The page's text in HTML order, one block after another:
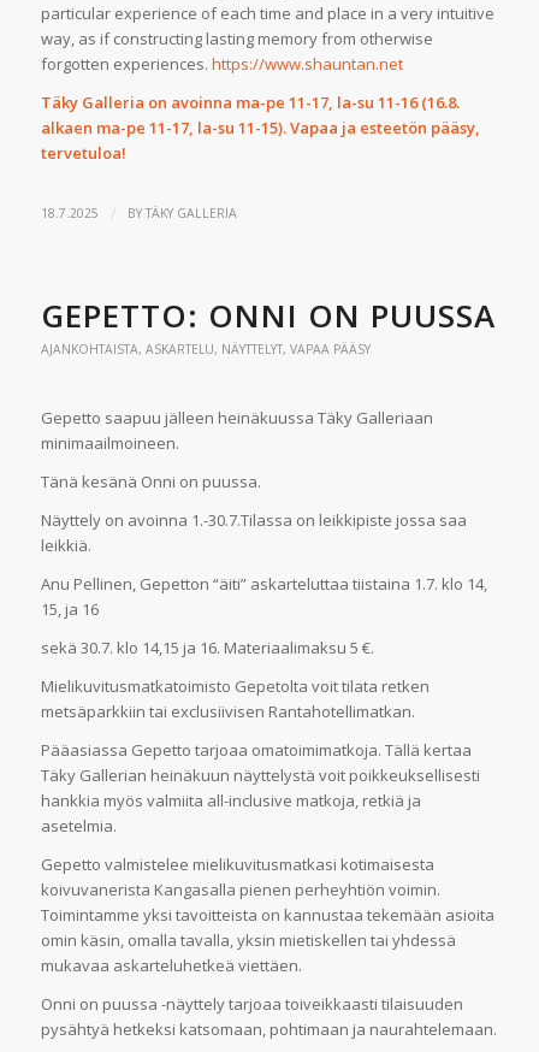
particular experience of each time and place in a very intuitive
way, as if constructing lasting memory from otherwise
forgotten experiences. https://www.shauntan.net
Täky Galleria on avoinna ma-pe 11-17, la-su 11-16 (16.8.
alkaen ma-pe 11-17, la-su 11-15). Vapaa ja esteetön pääsy,
tervetuloa!
18.7.2025 / BYTÄKY GALLERIA
GEPETTO: ONNI ON PUUSSA
AJANKOHTAISTA, ASKARTELU, NÄYTTELYT, VAPAA PÄÄSY
Gepetto saapuu jälleen heinäkuussa Täky Galleriaan
minimaailmoineen.
Tänä kesänä Onni on puussa.
Näyttely on avoinna 1.-30.7.Tilassa on leikkipiste jossa saa
leikkiä.
Anu Pellinen, Gepetton “äiti” askarteluttaa tiistaina 1.7. klo 14,
15, ja 16
sekä 30.7. klo 14,15 ja 16. Materiaalimaksu 5 €.
Mielikuvitusmatkatoimisto Gepetolta voit tilata retken
metsäparkkiin tai exclusiivisen Rantahotellimatkan.
Pääasiassa Gepetto tarjoaa omatoimimatkoja. Tällä kertaa
Täky Gallerian heinäkuun näyttelystä voit poikkeuksellisesti
hankkia myös valmiita all-inclusive matkoja, retkiä ja
asetelmia.
Gepetto valmistelee mielikuvitusmatkasi kotimaisesta
koivuvanerista Kangasalla pienen perheyhtiön voimin.
Toimintamme yksi tavoitteista on kannustaa tekemään asioita
omin käsin, omalla tavalla, yksin mietiskellen tai yhdessä
mukavaa askarteluhetkeä viettäen.
Onni on puussa -näyttely tarjoaa toiveikkaasti tilaisuuden
pysähtyä hetkeksi katsomaan, pohtimaan ja naurahtelemaan.